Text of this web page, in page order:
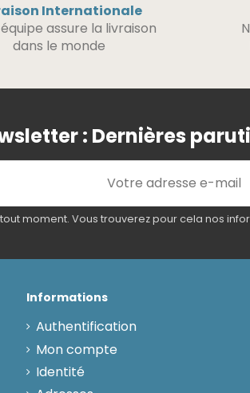
Internationale
assure la livraison
dans le monde
: Dernières
moment. Vous trouverez pour cela nos
Informations
Authentification
Mon compte
Identité